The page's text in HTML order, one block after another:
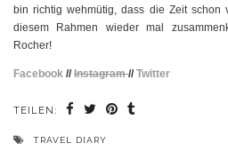
bin richtig wehmütig, dass die Zeit
diesem Rahmen wieder mal
Rocher!
Facebook //Instagram//Twitter
TEILEN:
TRAVEL DIARY